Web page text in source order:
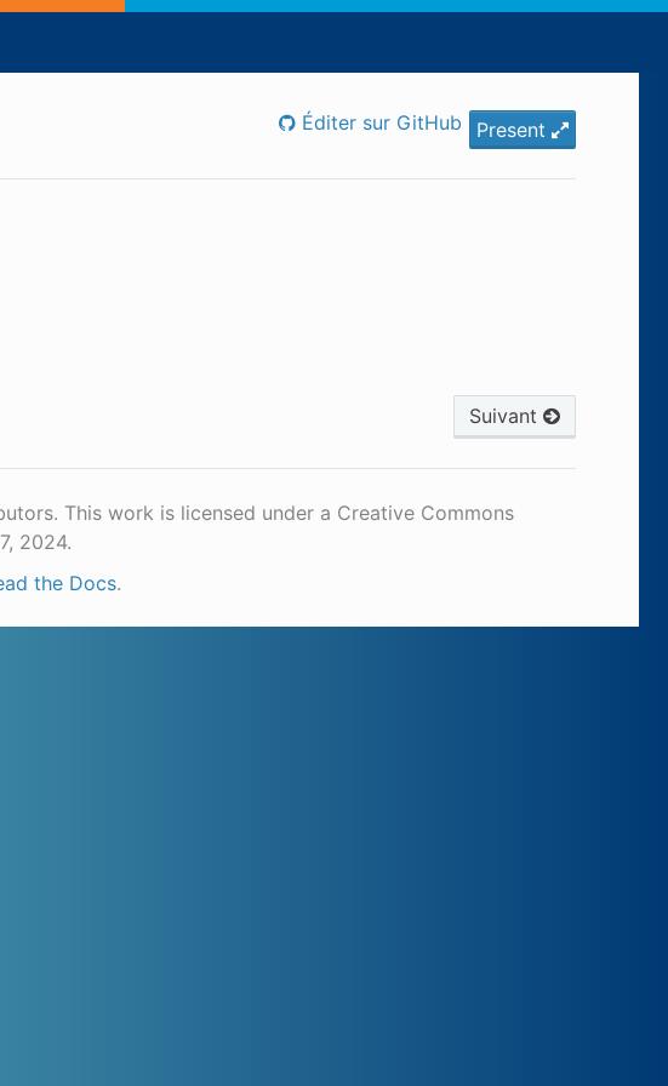
Present
Éditer sur GitHub
Suivant
This work is licensed under a Creative Commons
2024.
the Docs.